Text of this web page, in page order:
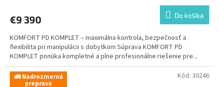
€9 390 Do košíka
KOMFORT PD KOMPLET – maximálna kontrola, bezpečnosť a
flexibilita pri manipulácii s dobytkom Súprava KOMFORT PD
KOMPLET ponúka kompletné a plne profesionálne riešenie pre...
🚛 Nadrozmerná
preprava
Kód: 30246